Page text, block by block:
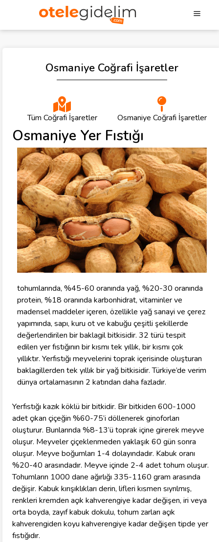
Osmaniye Coğrafi İşaretler
Tüm Coğrafi İşaretler Osmaniye Coğrafi İşaretler
Osmaniye Yer Fıstığı
tohumlarında, %45-60 oranında yağ, %20-30 oranında
protein, %18 oranında karbonhidrat, vitaminler ve
madensel maddeler içeren, özellikle yağ sanayi ve çerez
yapımında, sapı, kuru ot ve kabuğu çeşitli şekillerde
değerlendirilen bir baklagil bitkisidir. 32 türü tespit
edilen yer fıstığının bir kısmı tek yıllık, bir kısmı çok
yıllıktır. Yerfıstığı meyvelerini toprak içerisinde oluşturan
baklagillerden tek yıllık bir yağ bitkisidir. Türkiye’de verim
dünya ortalamasının 2 katından daha fazladır.
Yerfıstığı kazık köklü bir bitkidir. Bir bitkiden 600-1000
adet çıkan çiçeğin %60-75’i döllenerek ginoforları
oluşturur. Bunlarında %8-13’ü toprak içine girerek meyve
oluşur. Meyveler çiçeklenmeden yaklaşık 60 gün sonra
oluşur. Meyve boğumları 1-4 dolayındadır. Kabuk oranı
%20-40 arasındadır. Meyve içinde 2-4 adet tohum oluşur.
Tohumların 1000 dane ağırlığı 335-1160 gram arasında
değişir. Kabuk kırışıklıkları derin, lifleri kısmen sıyrılmış,
renkleri kremden açık kahverengiye kadar değişen, iri veya
orta boyda, zayıf kabuk dokulu, tohum zarları açık
kahverengiden koyu kahverengiye kadar değişen tipde yer
fıstığıdır.